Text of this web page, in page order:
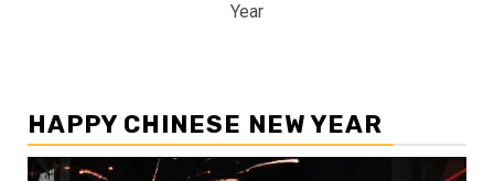
Year
HAPPY CHINESE NEW YEAR
Pemutar